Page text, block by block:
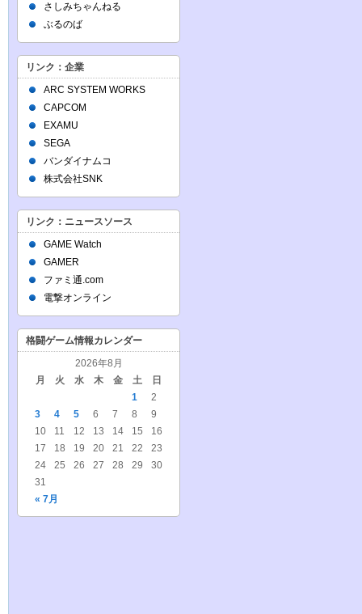
さしみちゃんねる
ぶるのば
リンク：企業
ARC SYSTEM WORKS
CAPCOM
EXAMU
SEGA
バンダイナムコ
株式会社SNK
リンク：ニュースソース
GAME Watch
GAMER
ファミ通.com
電撃オンライン
格闘ゲーム情報カレンダー
2026年8月
月
火 水 木 金 土 日
« 7月
1
2
3
4 5 6 7 8
9
10
11 12 13 14 15
16
17
18 19 20 21 22
23
24
25 26 27 28 29
30
31